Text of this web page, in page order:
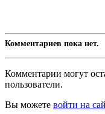
Комментариев пока нет.
Комментарии могут
пользователи.
Вы можете войти на